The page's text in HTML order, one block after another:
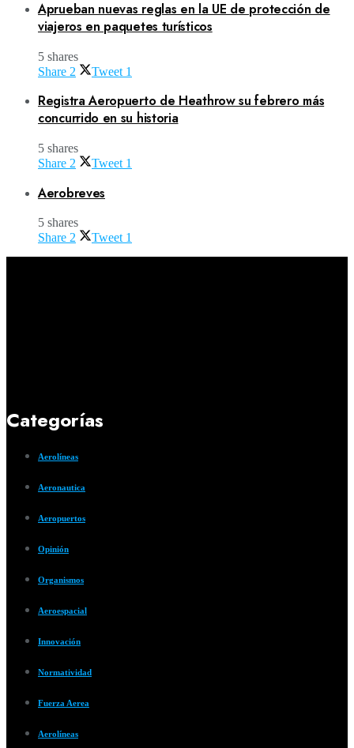
Aprueban nuevas reglas en la UE de protección de
viajeros en paquetes turísticos
5 shares
Share 2 Tweet 1
Registra Aeropuerto de Heathrow su febrero más
concurrido en su historia
5 shares
Share 2 Tweet 1
Aerobreves
5 shares
Share 2 Tweet 1
Categorías
Aerolíneas
Aeronautica
Aeropuertos
Opinión
Organismos
Aeroespacial
Innovación
Normatividad
Fuerza Aerea
Aerolíneas